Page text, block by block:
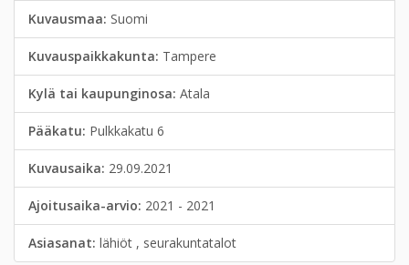
Kuvausmaa: Suomi
Kuvauspaikkakunta: Tampere
Kylä tai kaupunginosa: Atala
Pääkatu: Pulkkakatu 6
Kuvausaika: 29.09.2021
Ajoitusaika-arvio: 2021 - 2021
Asiasanat: lähiöt , seurakuntatalot